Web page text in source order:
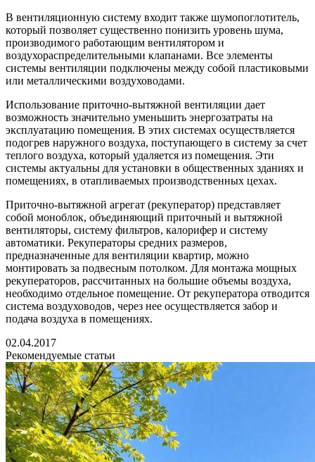
В вентиляционную систему входит также шумопоглотитель,
который позволяет существенно понизить уровень шума,
производимого работающим вентилятором и
воздухораспределительными клапанами. Все элементы
системы вентиляции подключены между собой пластиковыми
или металлическими воздуховодами.
Использование приточно-вытяжной вентиляции дает
возможность значительно уменьшить энергозатраты на
эксплуатацию помещения. В этих системах осуществляется
подогрев наружного воздуха, поступающего в систему за счет
теплого воздуха, который удаляется из помещения. Эти
системы актуальны для установки в общественных зданиях и
помещениях, в отапливаемых производственных цехах.
Приточно-вытяжной агрегат (рекуператор) представляет
собой моноблок, объединяющий приточный и вытяжной
вентиляторы, систему фильтров, калорифер и систему
автоматики. Рекуператоры средних размеров,
предназначенные для вентиляции квартир, можно
монтировать за подвесным потолком. Для монтажа мощных
рекуператоров, рассчитанных на большие объемы воздуха,
необходимо отдельное помещение. От рекуператора отводится
система воздуховодов, через нее осуществляется забор и
подача воздуха в помещениях.
02.04.2017
Рекомендуемые статьи